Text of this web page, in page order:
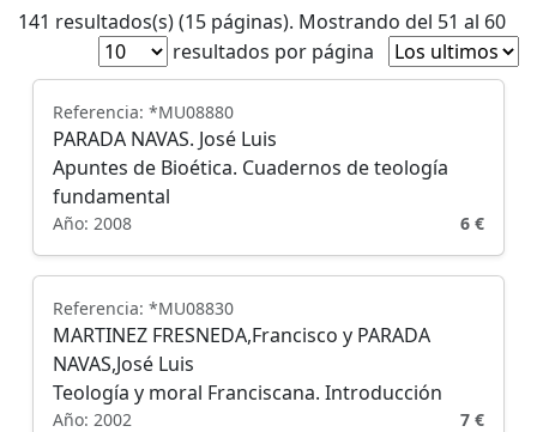
141 resultados(s) (15 páginas). Mostrando del 51 al 60
resultados por página
Referencia: *MU08880
PARADA NAVAS. José Luis
Apuntes de Bioética. Cuadernos de teología
fundamental
Año: 2008 6 €
Referencia: *MU08830
MARTINEZ FRESNEDA,Francisco y PARADA
NAVAS,José Luis
Teología y moral Franciscana. Introducción
Año: 2002 7 €